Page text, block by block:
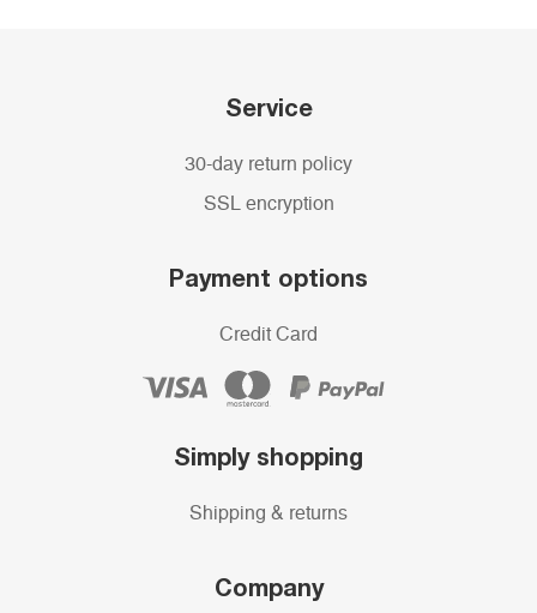
Service
30-day return policy
SSL encryption
Payment options
Credit Card
Simply shopping
Shipping & returns
Company